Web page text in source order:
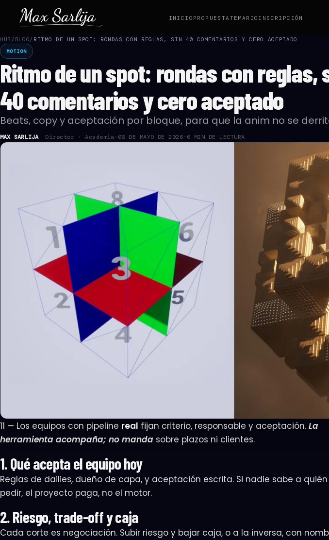
INICIO PROPUESTA TEMARIO INSCRIPCIÓN
HUB / BLOG/ RITMO DE UN SPOT: RONDAS CON REGLAS, SIN 40 COMENTARIOS Y CERO ACEPTADO
MOTION
Ritmo de un spot: rondas con reglas,
40 comentarios y cero aceptado
Beats, copy y aceptación por bloque, para que la anim no se
MAX SARLIJA Director · Academia · 06 DE MAYO DE 2026· 6 MIN DE LECTURA
11 — Los equipos con pipeline real fijan criterio, responsable y aceptación. La
herramienta acompaña; no manda sobre plazos ni clientes.
1. Qué acepta el equipo hoy
Reglas de dailies, dueño de capa, y aceptación escrita. Si nadie sabe a quién
pedir, el proyecto paga, no el motor.
2. Riesgo, trade-off y caja
Cada corte es negociación. Subir riesgo y bajar caja, o a la inversa, con